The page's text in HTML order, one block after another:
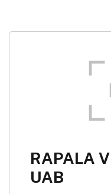
RAPALA
UAB